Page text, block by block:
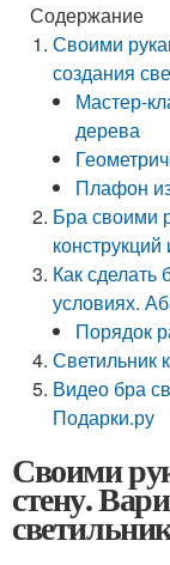
Содержание
Своими
создания
Мастер-
дерева
Плафон
Бра своими
Как
условиях.
Порядок
Светильник
Видео бра
Подарки.ру
Своими
стену.